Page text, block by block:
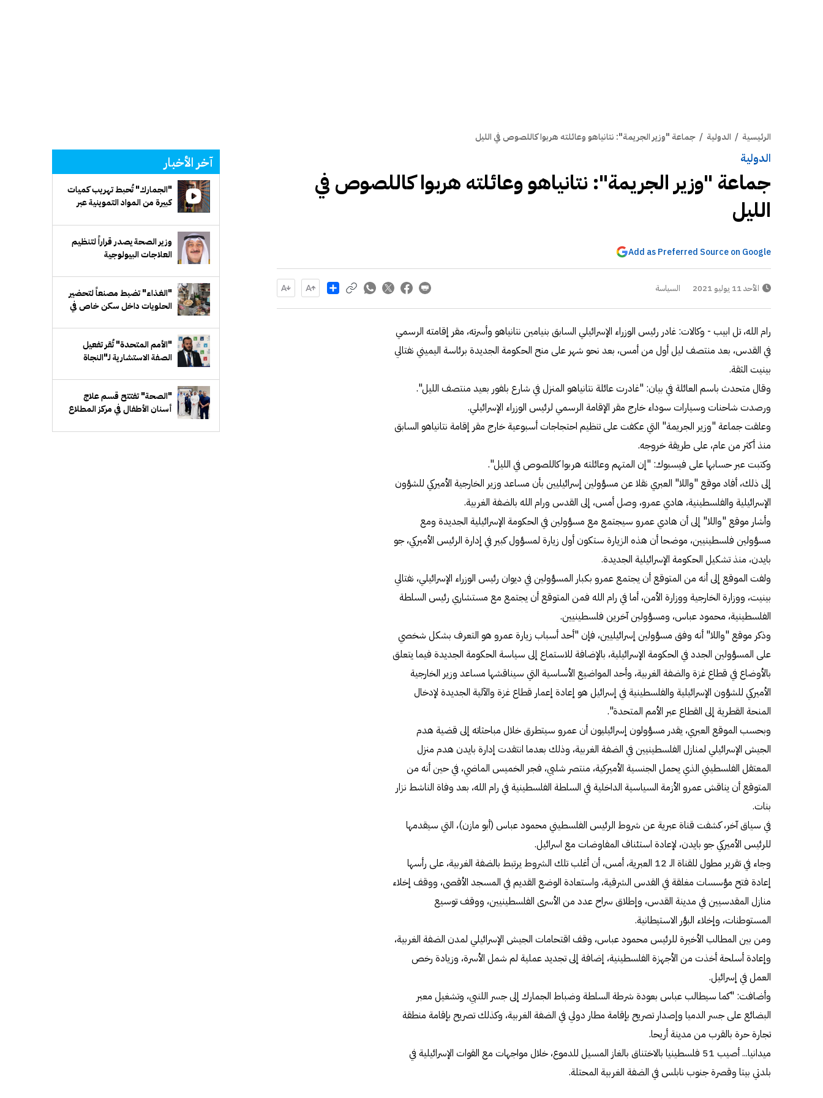
الرئيسية / الدولية / جماعة "وزير الجريمة": نتانياهو وعائلته هربوا كاللصوص في الليل
الدولية
جماعة "وزير الجريمة": نتانياهو وعائلته هربوا كاللصوص في
الليل
Add as Preferred Source on Google
الأحد 11 يوليو 2021 السياسة Share
رام الله، تل ابيب - وكالات: غادر رئيس الوزراء الإسرائيلي السابق بنيامين نتانياهو وأسرته، مقر إقامته الرسمي
في القدس، بعد منتصف ليل أول من أمس، بعد نحو شهر على منح الحكومة الجديدة برئاسة اليميني نفتالي
بينيت الثقة.
وقال متحدث باسم العائلة في بيان: "غادرت عائلة نتانياهو المنزل في شارع بلفور بعيد منتصف الليل".
ورصدت شاحنات وسيارات سوداء خارج مقر الإقامة الرسمي لرئيس الوزراء الإسرائيلي.
وعلقت جماعة "وزير الجريمة" التي عكفت على تنظيم احتجاجات أسبوعية خارج مقر إقامة نتانياهو السابق
منذ أكثر من عام، على طريقة خروجه.
وكتبت عبر حسابها على فيسبوك: "إن المتهم وعائلته هربوا كاللصوص في الليل".
إلى ذلك، أفاد موقع "واللا" العبري نقلا عن مسؤولين إسرائيليين بأن مساعد وزير الخارجية الأميركي للشؤون
الإسرائيلية والفلسطينية، هادي عمرو، وصل أمس، إلى القدس ورام الله بالضفة الغربية.
وأشار موقع "واللا" إلى أن هادي عمرو سيجتمع مع مسؤولين في الحكومة الإسرائيلية الجديدة ومع
مسؤولين فلسطينيين، موضحا أن هذه الزيارة ستكون أول زيارة لمسؤول كبير في إدارة الرئيس الأميركي، جو
بايدن، منذ تشكيل الحكومة الإسرائيلية الجديدة.
ولفت الموقع إلى أنه من المتوقع أن يجتمع عمرو بكبار المسؤولين في ديوان رئيس الوزراء الإسرائيلي، نفتالي
بينيت، ووزارة الخارجية ووزارة الأمن، أما في رام الله فمن المتوقع أن يجتمع مع مستشاري رئيس السلطة
الفلسطينية، محمود عباس، ومسؤولين آخرين فلسطينيين.
وذكر موقع "واللا" أنه وفق مسؤولين إسرائيليين، فإن "أحد أسباب زيارة عمرو هو التعرف بشكل شخصي
على المسؤولين الجدد في الحكومة الإسرائيلية، بالإضافة للاستماع إلى سياسة الحكومة الجديدة فيما يتعلق
بالأوضاع في قطاع غزة والضفة الغربية، وأحد المواضيع الأساسية التي سيناقشها مساعد وزير الخارجية
الأميركي للشؤون الإسرائيلية والفلسطينية في إسرائيل هو إعادة إعمار قطاع غزة والآلية الجديدة لإدخال
المنحة القطرية إلى القطاع عبر الأمم المتحدة".
وبحسب الموقع العبري، يقدر مسؤولون إسرائيليون أن عمرو سيتطرق خلال مباحثاته إلى قضية هدم
الجيش الإسرائيلي لمنازل الفلسطينيين في الضفة الغربية، وذلك بعدما انتقدت إدارة بايدن هدم منزل
المعتقل الفلسطيني الذي يحمل الجنسية الأميركية، منتصر شلبي، فجر الخميس الماضي، في حين أنه من
المتوقع أن يناقش عمرو الأزمة السياسية الداخلية في السلطة الفلسطينية في رام الله، بعد وفاة الناشط نزار
بنات.
في سياق آخر، كشفت قناة عبرية عن شروط الرئيس الفلسطيني محمود عباس (أبو مازن)، التي سيقدمها
للرئيس الأميركي جو بايدن، لإعادة استئناف المفاوضات مع اسرائيل.
وجاء في تقرير مطول للقناة الـ 12 العبرية، أمس، أن أغلب تلك الشروط يرتبط بالضفة الغربية، على رأسها
إعادة فتح مؤسسات مغلقة في القدس الشرقية، واستعادة الوضع القديم في المسجد الأقصى، ووقف إخلاء
منازل المقدسيين في مدينة القدس، وإطلاق سراح عدد من الأسرى الفلسطينيين، ووقف توسيع
المستوطنات، وإخلاء البؤر الاستيطانية.
ومن بين المطالب الأخيرة للرئيس محمود عباس، وقف اقتحامات الجيش الإسرائيلي لمدن الضفة الغربية،
وإعادة أسلحة أخذت من الأجهزة الفلسطينية، إضافة إلى تجديد عملية لم شمل الأسرة، وزيادة رخص
العمل في إسرائيل.
وأضافت: "كما سيطالب عباس بعودة شرطة السلطة وضباط الجمارك إلى جسر اللنبي، وتشغيل معبر
البضائع على جسر الدميا وإصدار تصريح بإقامة مطار دولي في الضفة الغربية، وكذلك تصريح بإقامة منطقة
تجارة حرة بالقرب من مدينة أريحا.
ميدانيا... أصيب 51 فلسطينيا بالاختناق بالغاز المسيل للدموع، خلال مواجهات مع القوات الإسرائيلية في
بلدتي بيتا وقصرة جنوب نابلس في الضفة الغربية المحتلة.
آخر الأخبار
"الجمارك" تُحبط تهريب كميات
كبيرة من المواد التموينية عبر
وزير الصحة يصدر قراراً لتنظيم
العلاجات البيولوجية
"الغذاء" تضبط مصنعاً لتحضير
الحلويات داخل سكن خاص في
"الأمم المتحدة" تُقر تفعيل
الصفة الاستشارية لـ"النجاة
"الصحة" تفتتح قسم علاج
أسنان الأطفال في مركز المطلاع